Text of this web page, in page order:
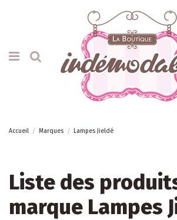
Accueil Marques Lampes Jieldé
Liste des
marque Lampes